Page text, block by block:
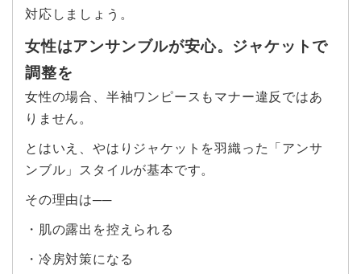
対応しましょう。
女性はアンサンブルが安心。ジャケットで
調整を
女性の場合、半袖ワンピースもマナー違反ではあ
りません。
とはいえ、やはりジャケットを羽織った「アンサ
ンブル」スタイルが基本です。
その理由は──
・肌の露出を控えられる
・冷房対策になる